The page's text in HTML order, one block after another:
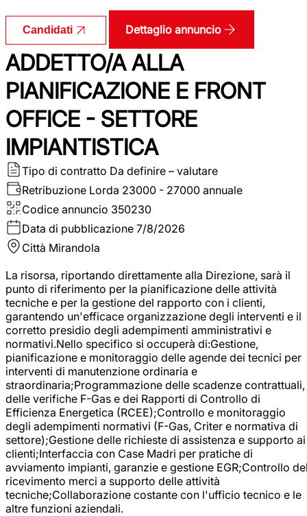
Candidati Dettaglio annuncio
ADDETTO/A ALLA
PIANIFICAZIONE E FRONT
OFFICE - SETTORE
IMPIANTISTICA
Tipo di contratto Da definire – valutare
Retribuzione Lorda 23000 - 27000 annuale
Codice annuncio 350230
Data di pubblicazione 7/8/2026
Città Mirandola
La risorsa, riportando direttamente alla Direzione, sarà il
punto di riferimento per la pianificazione delle attività
tecniche e per la gestione del rapporto con i clienti,
garantendo un'efficace organizzazione degli interventi e il
corretto presidio degli adempimenti amministrativi e
normativi.Nello specifico si occuperà di:Gestione,
pianificazione e monitoraggio delle agende dei tecnici per
interventi di manutenzione ordinaria e
straordinaria;Programmazione delle scadenze contrattuali,
delle verifiche F-Gas e dei Rapporti di Controllo di
Efficienza Energetica (RCEE);Controllo e monitoraggio
degli adempimenti normativi (F-Gas, Criter e normativa di
settore);Gestione delle richieste di assistenza e supporto ai
clienti;Interfaccia con Case Madri per pratiche di
avviamento impianti, garanzie e gestione EGR;Controllo
ricevimento merci a supporto delle attività
tecniche;Collaborazione costante con l'ufficio tecnico e le
altre funzioni aziendali.